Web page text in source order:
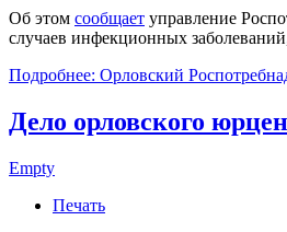
Об этом сообщает управление
случаев инфекционных
Подробнее: Орловский
Дело орловского
Empty
Печать